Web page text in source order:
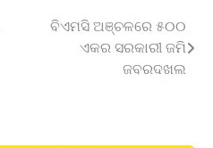
ବିଏମସି ଅଞ୍ଚଳରେ ୫୦୦
ଏକର ସରକାରୀ ଜମି
ଜବରଦଖଲ